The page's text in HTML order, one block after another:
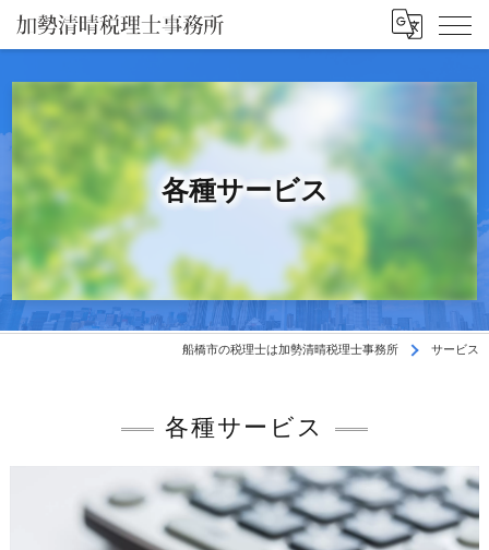
各種サービス
船橋市の税理士は加勢清晴税理士事務所 サービス
各種サービス